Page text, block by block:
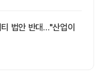
법안 반대…"산업이